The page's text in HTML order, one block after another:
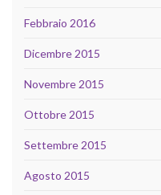
Febbraio 2016
Dicembre 2015
Novembre 2015
Ottobre 2015
Settembre 2015
Agosto 2015